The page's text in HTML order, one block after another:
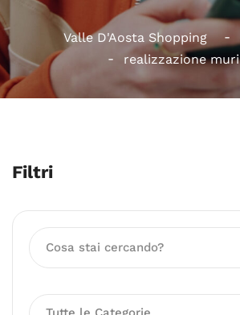
Valle D'Aosta Shopping
realizzazione muri
Filtri